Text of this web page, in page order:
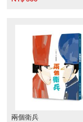
兩個衛兵